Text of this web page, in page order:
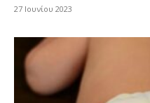
27 Ιουνίου 2023